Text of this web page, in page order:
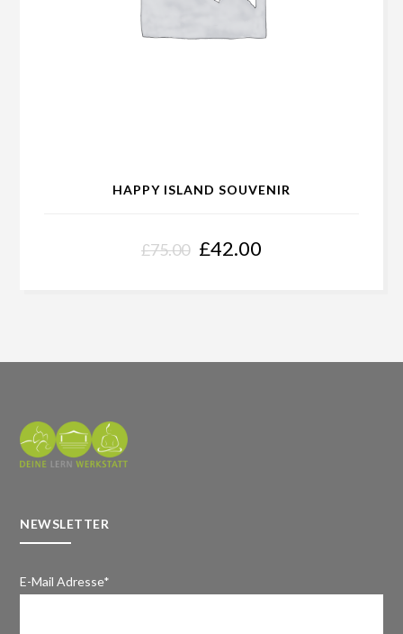
HAPPY ISLAND SOUVENIR
£75.00 Ursprünglicher
£75.00
£42.00
£42.00.
NEWSLETTER
E-Mail Adresse*